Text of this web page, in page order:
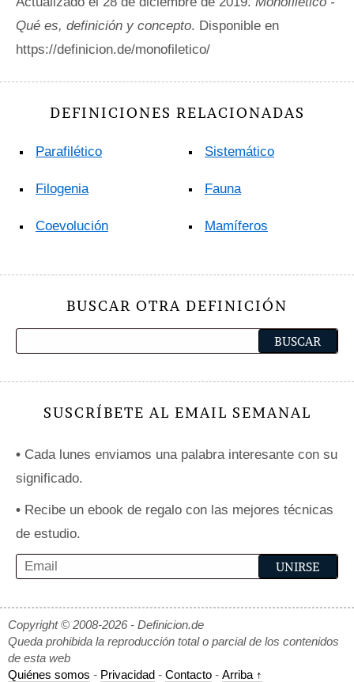
Qué es, definición y concepto. Disponible en
https://definicion.de/monofiletico/
DEFINICIONES RELACIONADAS
Parafilético
Filogenia
Coevolución
Sistemático
Fauna
Mamíferos
BUSCAR OTRA DEFINICIÓN
SUSCRÍBETE AL EMAIL SEMANAL
• Cada lunes enviamos una palabra interesante con su
significado.
• Recibe un ebook de regalo con las mejores técnicas
de estudio.
Copyright © 2008-2026 - Definicion.de
Queda prohibida la reproducción total o parcial de los contenidos
de esta web
Quiénes somos - Privacidad - Contacto - Arriba ↑